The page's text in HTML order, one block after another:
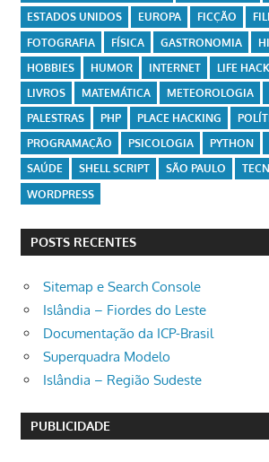
ESTADOS UNIDOS
EUROPA FICÇÃO
FOTOGRAFIA
FÍSICA GASTRONOMIA
HOBBIES
HUMOR INTERNET LIFE
LIVROS
MATEMÁTICA METEOROLOGIA
PALESTRAS
PHP PLACE HACKING
PROGRAMAÇÃO
PSICOLOGIA PYTHON
SAÚDE
SHELL SCRIPT SÃO PAULO
WORDPRESS
POSTS RECENTES
Sitemap e Search Console
Islândia – Fiordes do Leste
Documentação da ICP-Brasil
Superquadra Modelo
Islândia – Região Sudeste
PUBLICIDADE